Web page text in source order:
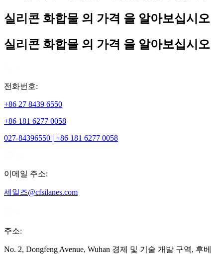
실리콘 화합물 의 가격 을 알아보십시오
실리콘 화합물 의 가격 을 알아보십시오
전화번호:
+86 27 8439 6550
+86 181 6277 0058
027-84396550 | +86 181 6277 0058
이메일 주소:
세일즈@cfsilanes.com
주소:
No. 2, Dongfeng Avenue, Wuhan 경제 및 기술 개발 구역, 후베